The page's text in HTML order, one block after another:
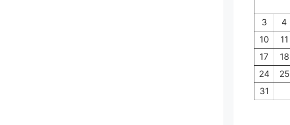
3
4
10
11
17
18
24
25
31